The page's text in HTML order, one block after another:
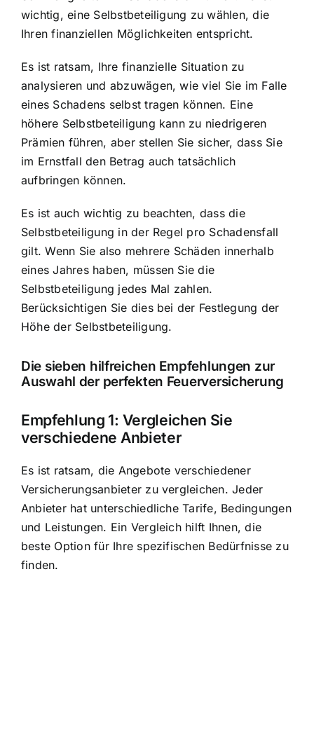
wichtig, eine Selbstbeteiligung zu wählen, die
Ihren finanziellen Möglichkeiten entspricht.
Es ist ratsam, Ihre finanzielle Situation zu
analysieren und abzuwägen, wie viel Sie im Falle
eines Schadens selbst tragen können. Eine
höhere Selbstbeteiligung kann zu niedrigeren
Prämien führen, aber stellen Sie sicher, dass Sie
im Ernstfall den Betrag auch tatsächlich
aufbringen können.
Es ist auch wichtig zu beachten, dass die
Selbstbeteiligung in der Regel pro Schadensfall
gilt. Wenn Sie also mehrere Schäden innerhalb
eines Jahres haben, müssen Sie die
Selbstbeteiligung jedes Mal zahlen.
Berücksichtigen Sie dies bei der Festlegung der
Höhe der Selbstbeteiligung.
Die sieben hilfreichen Empfehlungen zur
Auswahl der perfekten Feuerversicherung
Empfehlung 1: Vergleichen Sie
verschiedene Anbieter
Es ist ratsam, die Angebote verschiedener
Versicherungsanbieter zu vergleichen. Jeder
Anbieter hat unterschiedliche Tarife, Bedingungen
und Leistungen. Ein Vergleich hilft Ihnen, die
beste Option für Ihre spezifischen Bedürfnisse zu
finden.